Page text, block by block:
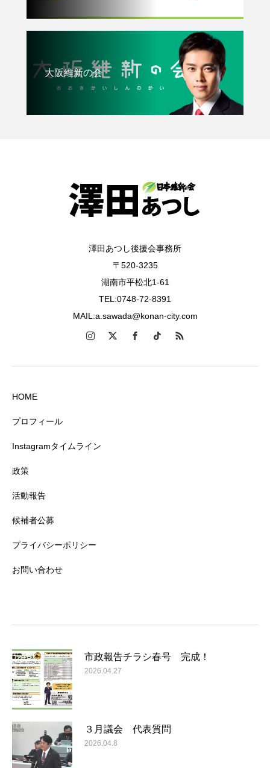
大阪維新の会
澤田あつし後援会事務所
〒520-3235
湖南市平松北1-61
TEL:0748-72-8391
MAIL:a.sawada@konan-city.com
HOME
プロフィール
Instagramタイムライン
政策
活動報告
候補者公募
プライバシーポリシー
お問い合わせ
市政報告チラシ春号 完成！
2026.04.27
３月議会 代表質問
2026.04.8